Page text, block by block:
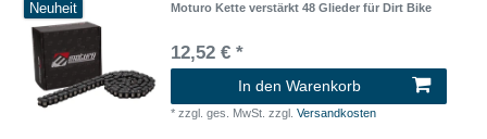
Neuheit Moturo Kette verstärkt 48 Glieder für Dirt Bike
12,52 € *
In den Warenkorb
*zzgl. ges. MwSt. zzgl.Versandkosten